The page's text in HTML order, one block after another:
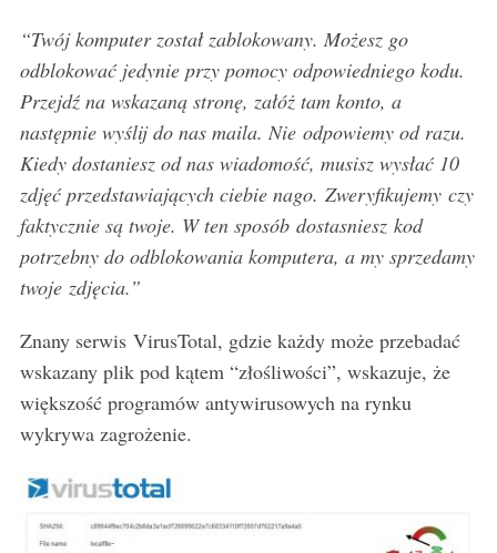
“Twój komputer został zablokowany. Możesz go
odblokować jedynie przy pomocy odpowiedniego kodu.
Przejdź na wskazaną stronę, załóż tam konto, a
następnie wyślij do nas maila. Nie odpowiemy od razu.
Kiedy dostaniesz od nas wiadomość, musisz wysłać 10
zdjęć przedstawiających ciebie nago. Zweryfikujemyczy
faktycznie są twoje. W ten sposób dostasnieszkod
potrzebny do odblokowania komputera, a my sprzedamy
twoje zdjęcia.”
Znany serwis VirusTotal, gdzie każdy może przebadać
wskazany plik pod kątem “złośliwości”, wskazuje, że
większość programów antywirusowych na rynku
wykrywa zagrożenie.
e
a
r
h